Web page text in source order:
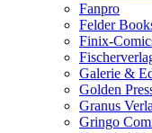
Fanpro
Felder
Finix-
Galerie &
Golden
Granus
Gringo